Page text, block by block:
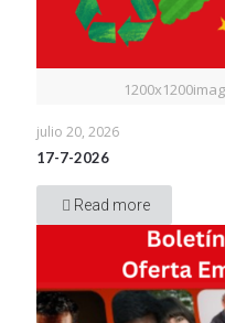
julio 20, 2026
17-7-2026
Read more